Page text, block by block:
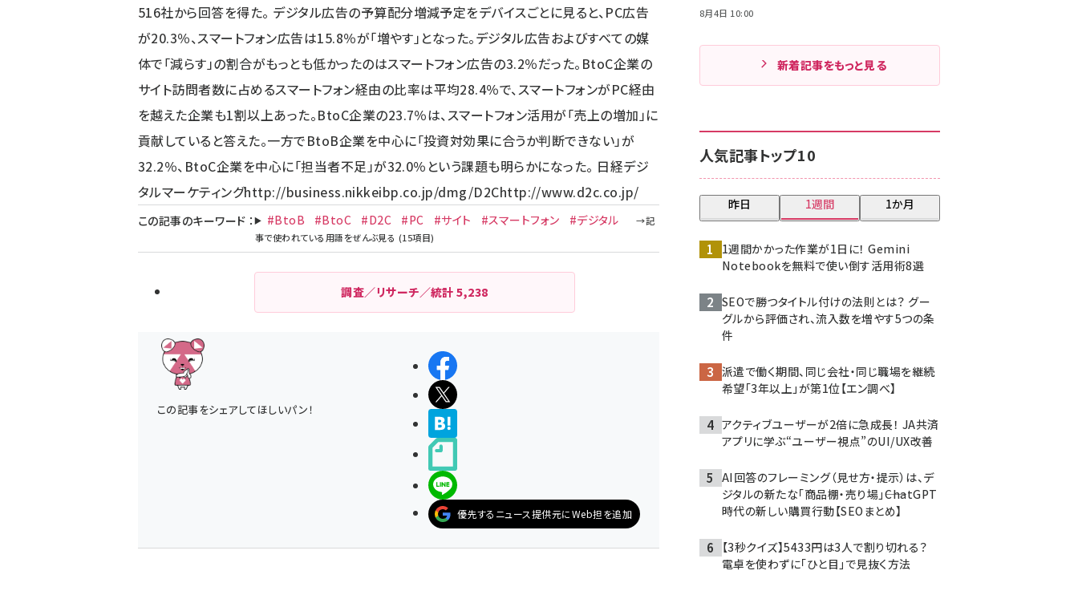
516社から回答を得た。 デジタル広告の予算配分増減予定をデバイスごとに見ると、PC広告
が20.3％、スマートフォン広告は15.8％が「増やす」となった。デジタル広告およびすべての媒
体で「減らす」の割合がもっとも低かったのはスマートフォン広告の3.2％だった。BtoC企業の
サイト訪問者数に占めるスマートフォン経由の比率は平均28.4％で、スマートフォンがPC経由
を越えた企業も1割以上あった。BtoC企業の23.7％は、スマートフォン活用が「売上の増加」に
貢献していると答えた。一方でBtoB企業を中心に「投資対効果に合うか判断できない」が
32.2％、BtoC企業を中心に「担当者不足」が32.0％という課題も明らかになった。 日経デジ
タルマーケティングhttp://business.nikkeibp.co.jp/dmg/D2Chttp://www.d2c.co.jp/
この記事のキーワード ： #BtoB #BtoC #D2C #PC #サイト #スマートフォン #デジタル
調査／リサーチ／統計5,238
この記事をシェアしてほしいパン！
シェアする
ポストする
LINEで送る
優先するニュース提供元にWeb担を追加
8月4日 10:00
新着記事をもっと見る
人気記事トップ10
昨日 1週間 1か月
1週間かかった作業が1日に！ Gemini
Notebookを無料で使い倒す活用術8選
SEOで勝つタイトル付けの法則とは？ グー
グルから評価され、流入数を増やす5つの条
件
派遣で働く期間、同じ会社・同じ職場を継続
希望「3年以上」が第1位【エン調べ】
アクティブユーザーが2倍に急成長！ JA共済
アプリに学ぶ“ユーザー視点”のUI/UX改善
AI回答のフレーミング（見せ方・提示）は、デ
ジタルの新たな「商品棚・売り場」――ChatGPT
時代の新しい購買行動【SEOまとめ】
【3秒クイズ】5433円は3人で割り切れる？
電卓を使わずに「ひと目」で見抜く方法